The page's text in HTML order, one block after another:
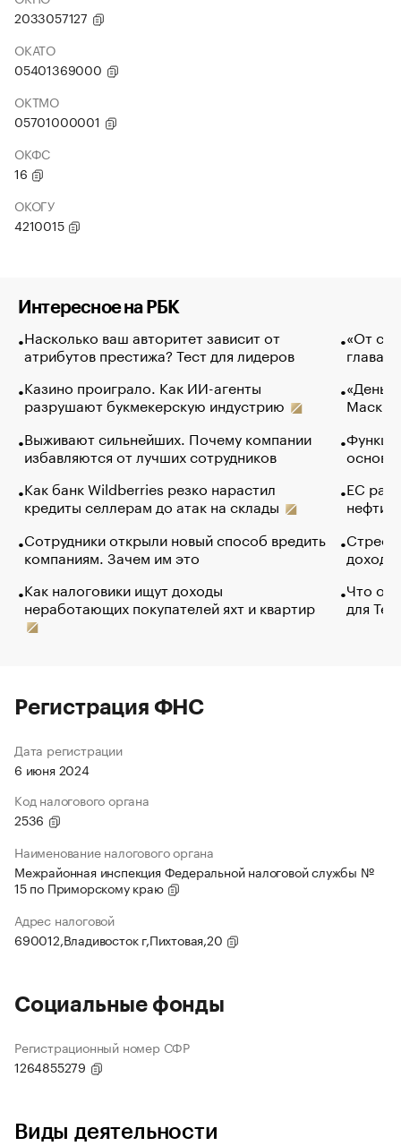
2033057127
ОКАТО
05401369000
ОКТМО
05701000001
ОКФС
16
ОКОГУ
4210015
Интересное на РБК
Насколько ваш авторитет зависит от
атрибутов престижа? Тест для лидеров
Казино проиграло. Как ИИ-агенты
разрушают букмекерскую индустрию
Выживают сильнейших. Почему компании
избавляются от лучших сотрудников
Как банк Wildberries резко нарастил
кредиты селлерам до атак на склады
Сотрудники открыли новый способ вредить
компаниям. Зачем им это
Как налоговики ищут доходы
неработающих покупателей яхт и квартир
«От
глава
Маск в
основ
ЕС
нефти
Что
для
Регистрация ФНС
Дата регистрации
6 июня 2024
Код налогового органа
2536
Наименование налогового органа
Межрайонная инспекция Федеральной налоговой службы №
15 по Приморскому краю
Адрес налоговой
690012,Владивосток г,Пихтовая,20
Социальные фонды
Регистрационный номер СФР
1264855279
Виды деятельности